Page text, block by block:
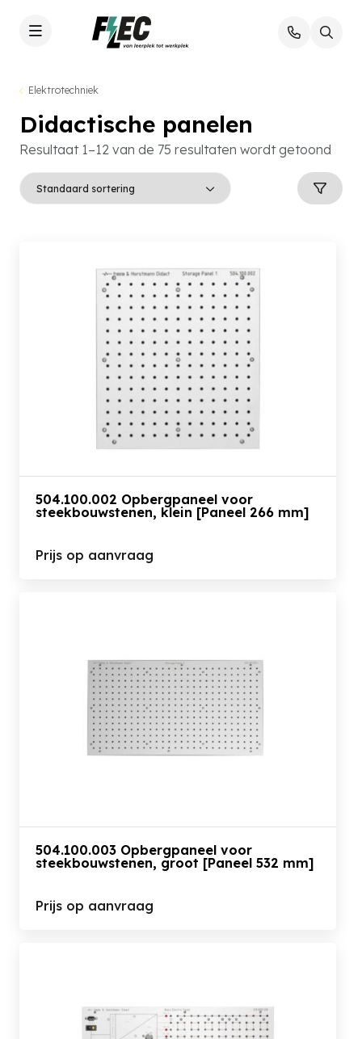
Elektrotechniek
Didactische panelen
Resultaat 1–12 van de 75 resultaten wordt getoond
504.100.002 Opbergpaneel voor
steekbouwstenen, klein [Paneel 266 mm]
Prijs op aanvraag
504.100.003 Opbergpaneel voor
steekbouwstenen, groot [Paneel 532 mm]
Prijs op aanvraag